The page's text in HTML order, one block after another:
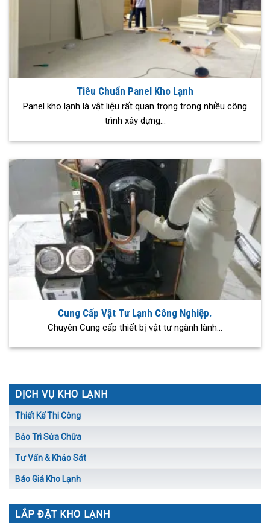
Tiêu Chuẩn Panel Kho Lạnh
Panel kho lạnh là vật liệu rất quan trọng trong nhiều công
trình xây dựng...
Cung Cấp Vật Tư Lạnh Công Nghiệp.
Chuyên Cung cấp thiết bị vật tư ngành lành...
DỊCH VỤ KHO LẠNH
Thiết Kế Thi Công
Bảo Trì Sửa Chữa
Tư Vấn & Khảo Sát
Báo Giá Kho Lạnh
LẮP ĐẶT KHO LẠNH